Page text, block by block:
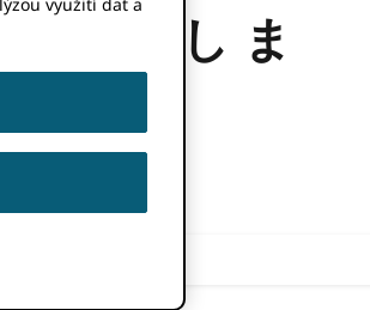
開始 し ま